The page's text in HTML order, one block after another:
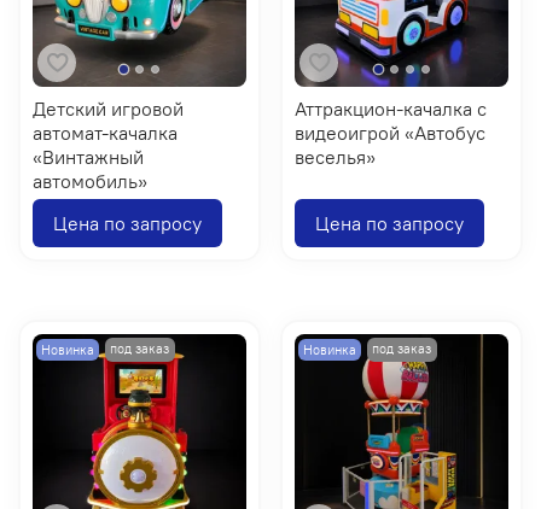
Детский игровой
автомат-качалка
«Винтажный
автомобиль»
Цена по запросу
Аттракцион-качалка с
видеоигрой «Автобус
веселья»
Цена по запросу
Новинка Новинка